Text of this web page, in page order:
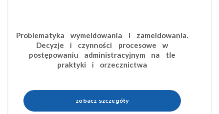
Problematyka wymeldowania i zameldowania.
Decyzje i czynności procesowe w
postępowaniu administracyjnym na tle
praktyki i orzecznictwa
zobacz szczegóły